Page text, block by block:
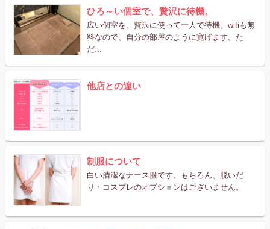
ひろ～い個室で、贅沢に待機。
広い個室を、贅沢に使って一人で待機。wifiも無
料なので、自分の部屋のように寛げます。た
だ...
他店との違い
制服について
白い清潔なナース服です。もちろん、脱いだ
り・コスプレのオプションはございません。